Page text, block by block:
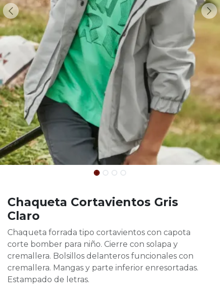
Chaqueta Cortavientos Gris
Claro
Chaqueta forrada tipo cortavientos con capota
corte bomber para niño. Cierre con solapa y
cremallera. Bolsillos delanteros funcionales con
cremallera. Mangas y parte inferior enresortadas.
Estampado de letras.